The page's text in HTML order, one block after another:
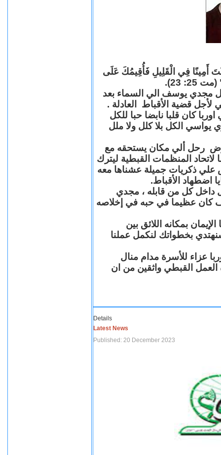
أَمِينًا فِي الْقَلِيلِ فَأُقِيمُكَ عَلَى
23).
مجدي يوسف الي السماء بعد
قضية الأقباط العادلة .
كان قلبا نابضا حبا للكل
يواسي الكل بلا كلل ولا ملل
رحل ألي مكان يستحقه مع
المنظمات القبطية ليترك
علي ذكريات جميلة عشناها معه
اضطهاد الأقباط.
داخل كل من قابله ، مجدي
عظيما في حبه في إخلاصه
بمكانه اللائق بين
بخطواتك لنكمل عملنا
عزاء للأسرة مدام منال
العمل القبطي واثقين من ان
Details
Latest News
Published: 20 December 2023